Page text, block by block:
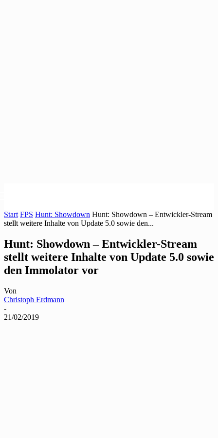
Start FPS Hunt: Showdown Hunt: Showdown – Entwickler-Stream
stellt weitere Inhalte von Update 5.0 sowie den...
Hunt: Showdown – Entwickler-Stream
stellt weitere Inhalte von Update 5.0 sowie
den Immolator vor
Von
Christoph Erdmann
-
21/02/2019